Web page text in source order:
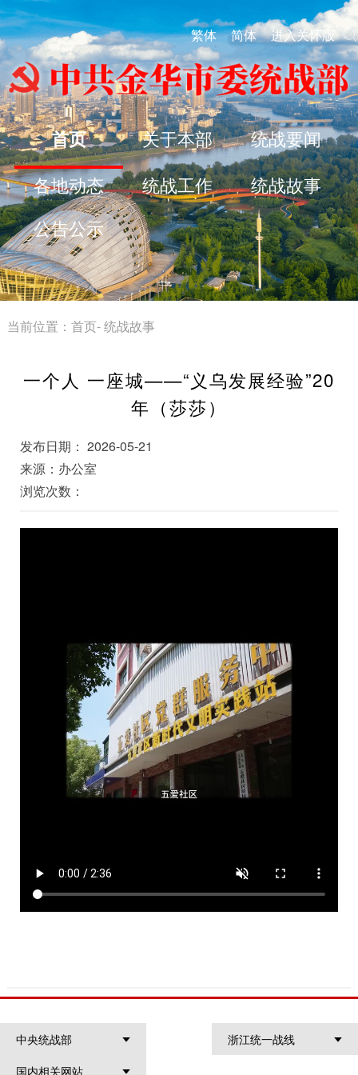
繁体 简体 进入关怀版
首页 关于本部 统战要闻
各地动态 统战工作 统战故事
公告公示
当前位置： 首页-统战故事
一个人 一座城——“义乌发展经验”20
年（莎莎）
发布日期： 2026-05-21
来源：办公室
浏览次数：
中央统战部
浙江统一战线
国内相关网站